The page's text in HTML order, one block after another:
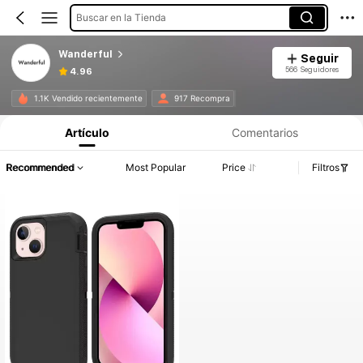
Buscar en la Tienda
Wanderful
4.96
Seguir
566 Seguidores
1.1K Vendido recientemente 917 Recompra
Artículo Comentarios
Recommended Most Popular Price Filtros